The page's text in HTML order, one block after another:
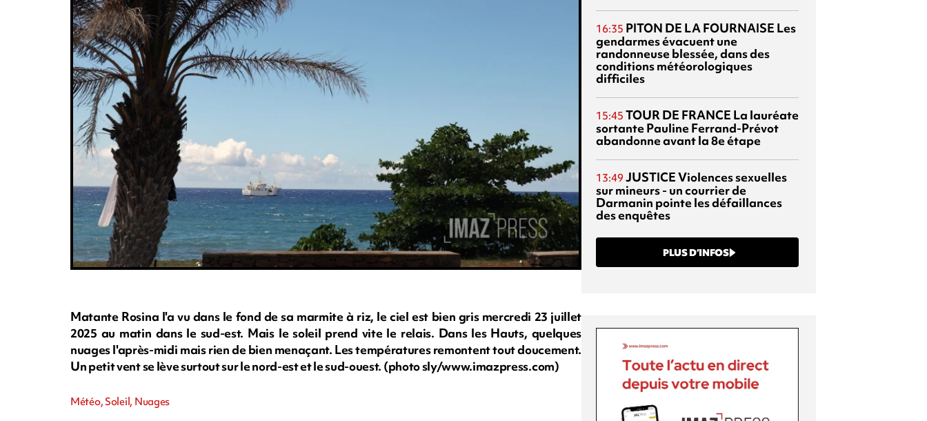
Matante Rosina l'a vu dans le fond de sa marmite à riz, le ciel est bien gris mercredi 23 juillet
2025 au matin dans le sud-est. Mais le soleil prend vite le relais. Dans les Hauts, quelques
nuages l'après-midi mais rien de bien menaçant. Les températures remontent tout doucement.
Un petit vent se lève surtout sur le nord-est et le sud-ouest. (photo sly/www.imazpress.com)
Météo, Soleil, Nuages
16:35 PITON DE LA FOURNAISE Les
gendarmes évacuent une
randonneuse blessée, dans des
conditions météorologiques
difficiles
15:45 TOUR DE FRANCE La lauréate
sortante Pauline Ferrand-Prévot
abandonne avant la 8e étape
13:49 JUSTICEViolences sexuelles
sur mineurs - un courrier de
Darmanin pointe les défaillances
des enquêtes
PLUS D’INFOS